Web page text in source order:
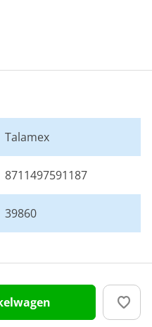
Talamex
8711497591187
39860